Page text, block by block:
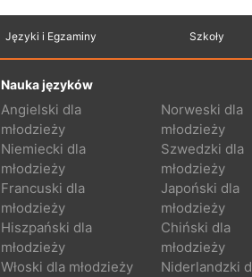
Nauka języków
Angielski dla
młodzieży
Niemiecki dla
młodzieży
Francuski dla
młodzieży
Hiszpański dla
młodzieży
Włoski dla młodzieży
Norweski dla
młodzieży
Szwedzki dla
młodzieży
Japoński dla
młodzieży
Chiński dla
młodzieży
Niderlandzki
Języki i Egzaminy Szkoły